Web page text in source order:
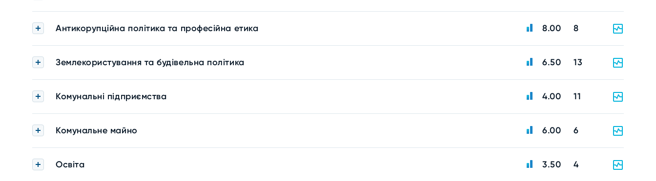
Антикорупційна політика та професійна етика 8.00 8
Землекористування та будівельна політика 6.50 13
Комунальні підприємства 4.00 11
Комунальне майно 6.00 6
Освіта 3.50 4